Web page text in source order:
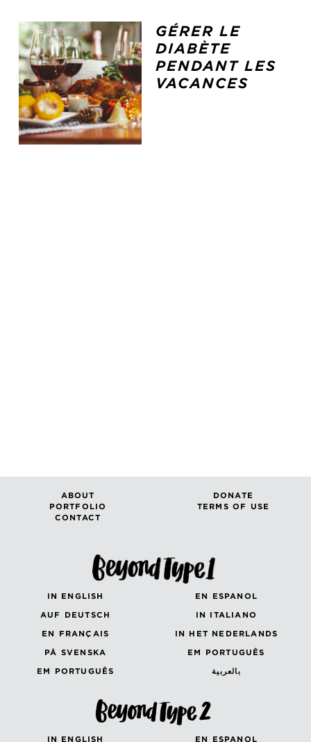
GÉRER LE
DIABÈTE
PENDANT LES
VACANCES
ABOUT
DONATE
PORTFOLIO
TERMS OF USE
CONTACT
IN ENGLISH
EN ESPANOL
AUF DEUTSCH
IN ITALIANO
EN FRANÇAIS
IN HET NEDERLANDS
PÅ SVENSKA
EM PORTUGUÊS
EM PORTUGUÊS
بالعربية
IN ENGLISH EN ESPANOL